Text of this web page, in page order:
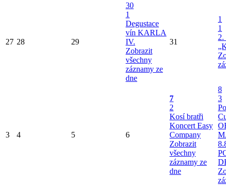
27 28 29
30
1
Degustace
vín KARLA
IV.
Zobrazit
všechny
záznamy ze
dne
31
1
1
2.
3 4 5 6
7
2
Kosí bratři
Koncert Easy
Company
Zobrazit
všechny
záznamy ze
dne
8
3